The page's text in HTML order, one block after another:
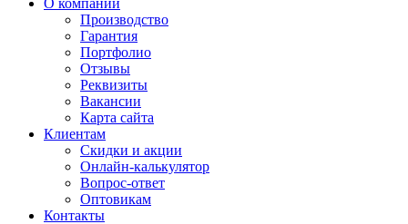
О компании
Производство
Гарантия
Портфолио
Отзывы
Реквизиты
Вакансии
Карта сайта
Клиентам
Скидки и акции
Онлайн-калькулятор
Вопрос-ответ
Оптовикам
Контакты